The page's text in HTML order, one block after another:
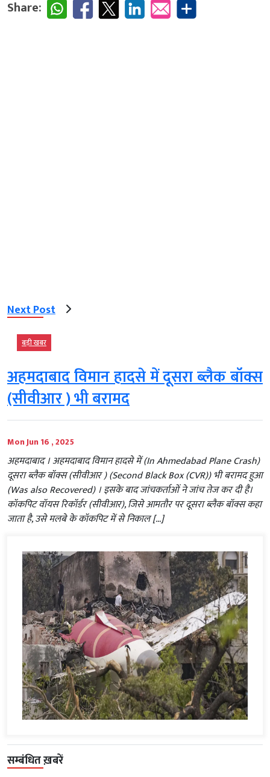
Share:
Next Post
बड़ी खबर
अहमदाबाद विमान हादसे में दूसरा ब्लैक बॉक्स
(सीवीआर ) भी बरामद
Mon Jun 16 , 2025
अहमदाबाद । अहमदाबाद विमान हादसे में (In Ahmedabad Plane Crash)
दूसरा ब्लैक बॉक्स (सीवीआर ) (Second Black Box (CVR)) भी बरामद हुआ
(Was also Recovered) । इसके बाद जांचकर्ताओं ने जांच तेज कर दी है।
कॉकपिट वॉयस रिकॉर्डर (सीवीआर), जिसे आमतौर पर दूसरा ब्लैक बॉक्स कहा
जाता है, उसे मलबे के कॉकपिट में से निकाल […]
सम्बंधित ख़बरें